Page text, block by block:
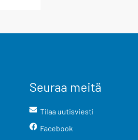
Seuraa meitä
Tilaa uutisviesti
Facebook